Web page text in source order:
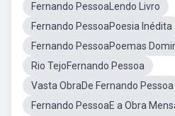
Fernando PessoaLendo Livro
Fernando PessoaPoesia Inédita
Fernando PessoaPoemas
Rio TejoFernando Pessoa
Vasta ObraDe Fernando Pessoa
Fernando PessoaE a Obra